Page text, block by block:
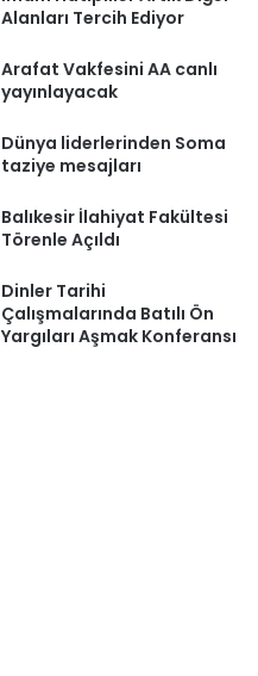
Alanları Tercih Ediyor
Arafat Vakfesini AA canlı
yayınlayacak
Dünya liderlerinden Soma
taziye mesajları
Balıkesir İlahiyat Fakültesi
Törenle Açıldı
Dinler Tarihi
Çalışmalarında Batılı Ön
Yargıları Aşmak Konferansı